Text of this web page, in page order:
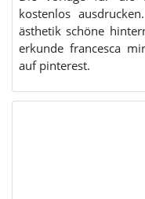
kostenlos
ästhetik schöne
erkunde francesca
auf pinterest.